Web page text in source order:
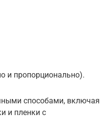
и пропорционально).
способами, включая
и пленки с